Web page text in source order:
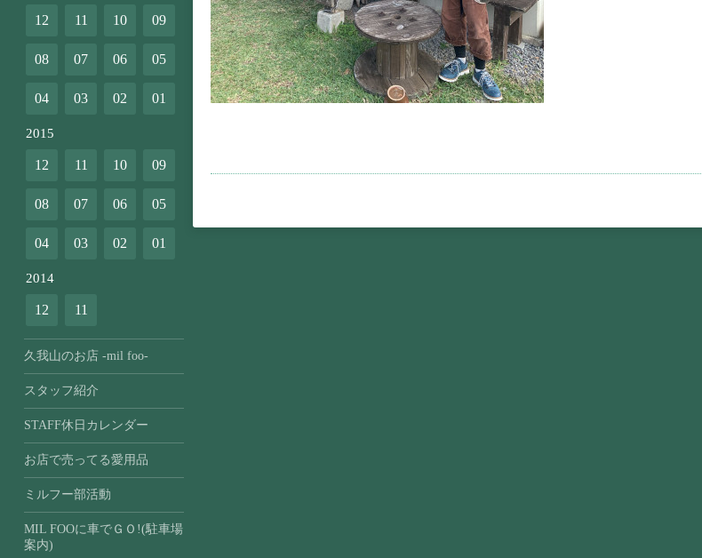
12 11 10 09
08 07 06 05
04 03 02 01
2015
12 11 10 09
08 07 06 05
04 03 02 01
2014
12 11
久我山のお店 -mil foo-
スタッフ紹介
STAFF休日カレンダー
お店で売ってる愛用品
ミルフー部活動
MIL FOOに車でＧＯ!(駐車場
案内)